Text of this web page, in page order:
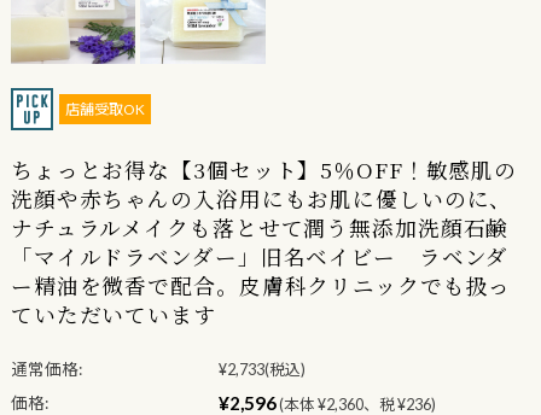
店舗受取OK
ちょっとお得な【3個セット】5％OFF！敏感肌の
洗顔や赤ちゃんの入浴用にもお肌に優しいのに、
ナチュラルメイクも落とせて潤う無添加洗顔石鹸
「マイルドラベンダー」旧名ベイビー ラベンダ
ー精油を微香で配合。皮膚科クリニックでも扱っ
ていただいています
通常価格: ¥2,733(税込)
価格:
¥2,596(本体 ¥2,360、税 ¥236)